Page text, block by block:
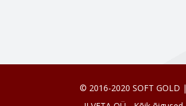
© 2016-2020 SOFT GOLD |